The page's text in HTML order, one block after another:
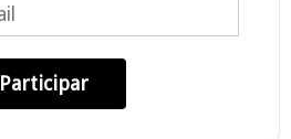
Participar